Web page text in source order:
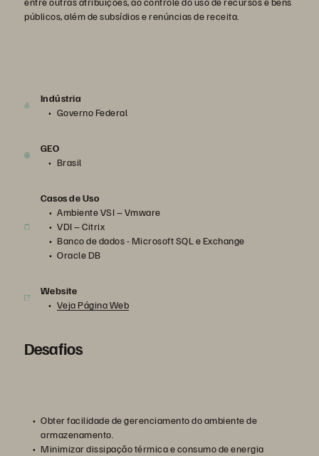
públicos, além de subsídios e renúncias de receita.
Indústria
Governo Federal
GEO
Brasil
Casos de Uso
Ambiente VSI – Vmware
VDI – Citrix
Banco de dados - Microsoft SQL e Exchange
Oracle DB
Website
Veja Página Web
Desafios
Obter facilidade de gerenciamento do ambiente de
armazenamento.
Minimizar dissipação térmica e consumo de energia